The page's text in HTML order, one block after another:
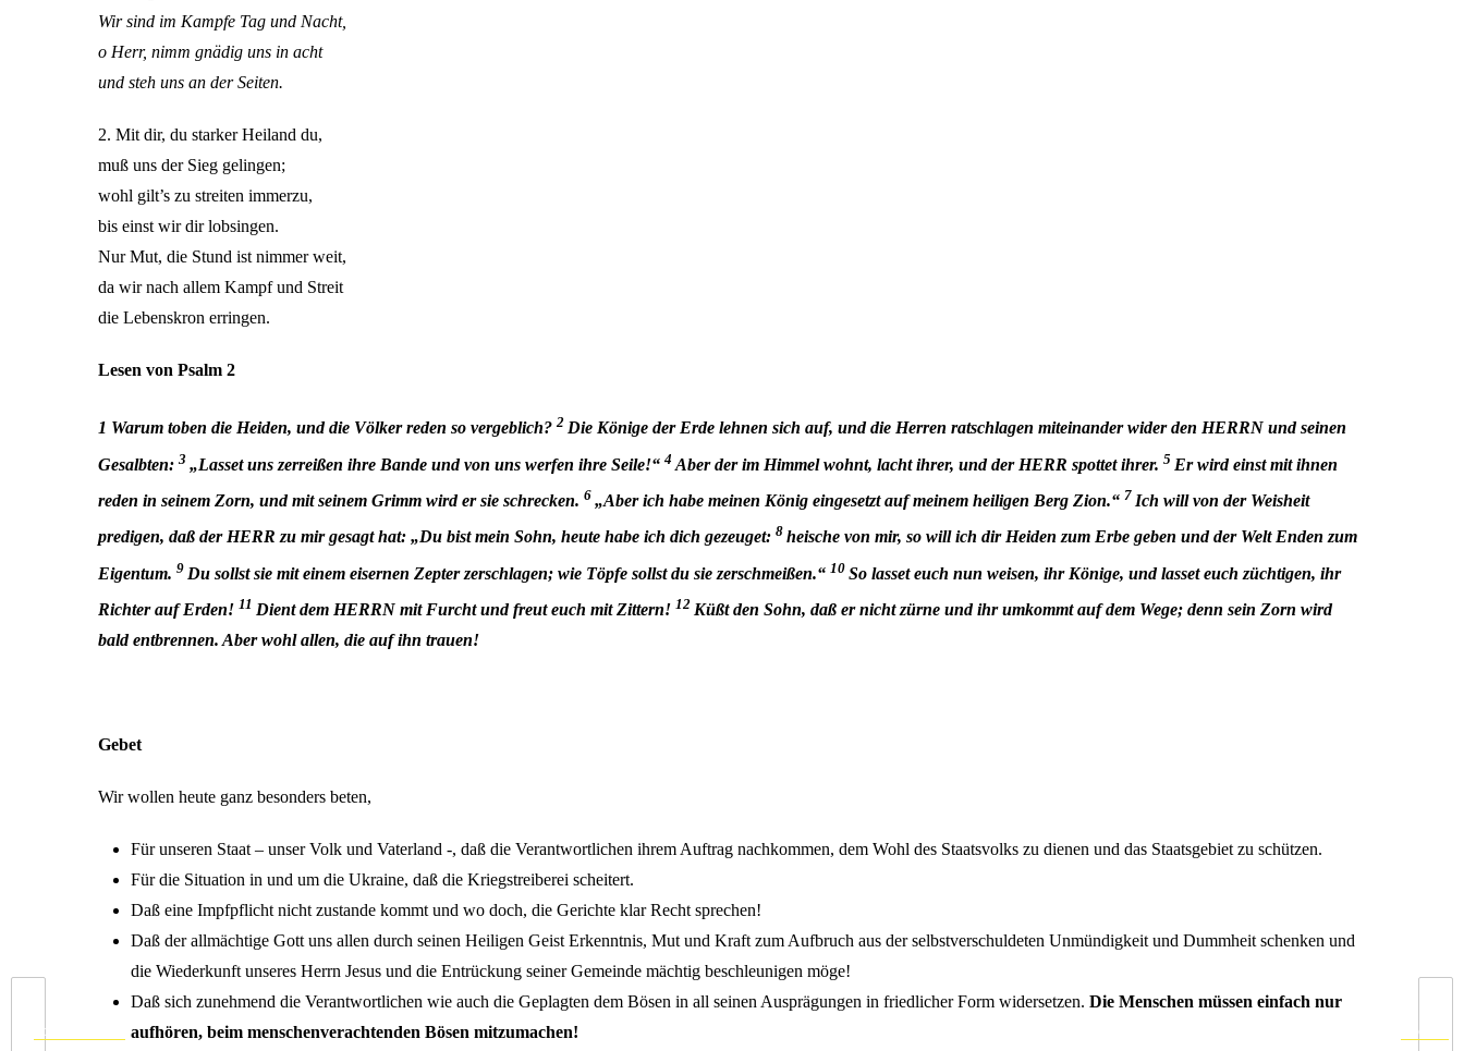
Vorhergehende Nächste
Wir sind im Kampfe Tag und Nacht,
o Herr, nimm gnädig uns in acht
und steh uns an der Seiten.
2. Mit dir, du starker Heiland du,
muß uns der Sieg gelingen;
wohl gilt’s zu streiten immerzu,
bis einst wir dir lobsingen.
Nur Mut, die Stund ist nimmer weit,
da wir nach allem Kampf und Streit
die Lebenskron erringen.
Lesen von Psalm 2
1 Warum toben die Heiden, und die Völker reden so vergeblich? 2 Die Könige der Erde lehnen sich auf, und die Herren ratschlagen miteinander wider den HERRN und seinen
Gesalbten: 3 „Lasset uns zerreißen ihre Bande und von uns werfen ihre Seile!“ 4 Aber der im Himmel wohnt, lacht ihrer, und der HERR spottet ihrer. 5 Er wird einst mit ihnen
reden in seinem Zorn, und mit seinem Grimm wird er sie schrecken. 6 „Aber ich habe meinen König eingesetzt auf meinem heiligen Berg Zion.“ 7 Ich will von der Weisheit
predigen, daß der HERR zu mir gesagt hat: „Du bist mein Sohn, heute habe ich dich gezeuget: 8 heische von mir, so will ich dir Heiden zum Erbe geben und der Welt Enden zum
Eigentum. 9 Du sollst sie mit einem eisernen Zepter zerschlagen; wie Töpfe sollst du sie zerschmeißen.“ 10 So lasset euch nun weisen, ihr Könige, und lasset euch züchtigen, ihr
Richter auf Erden! 11 Dient dem HERRN mit Furcht und freut euch mit Zittern! 12 Küßt den Sohn, daß er nicht zürne und ihr umkommt auf dem Wege; denn sein Zorn wird
bald entbrennen. Aber wohl allen, die auf ihn trauen!
Gebet
Wir wollen heute ganz besonders beten,
Für unseren Staat – unser Volk und Vaterland -, daß die Verantwortlichen ihrem Auftrag nachkommen, dem Wohl des Staatsvolks zu dienen und das Staatsgebiet zu schützen.
Für die Situation in und um die Ukraine, daß die Kriegstreiberei scheitert.
Daß eine Impfpflicht nicht zustande kommt und wo doch, die Gerichte klar Recht sprechen!
Daß der allmächtige Gott uns allen durch seinen Heiligen Geist Erkenntnis, Mut und Kraft zum Aufbruch aus der selbstverschuldeten Unmündigkeit und Dummheit schenken und
die Wiederkunft unseres Herrn Jesus und die Entrückung seiner Gemeinde mächtig beschleunigen möge!
Daß sich zunehmend die Verantwortlichen wie auch die Geplagten dem Bösen in all seinen Ausprägungen in friedlicher Form widersetzen. Die Menschen müssen einfach nur
aufhören, beim menschenverachtenden Bösen mitzumachen!